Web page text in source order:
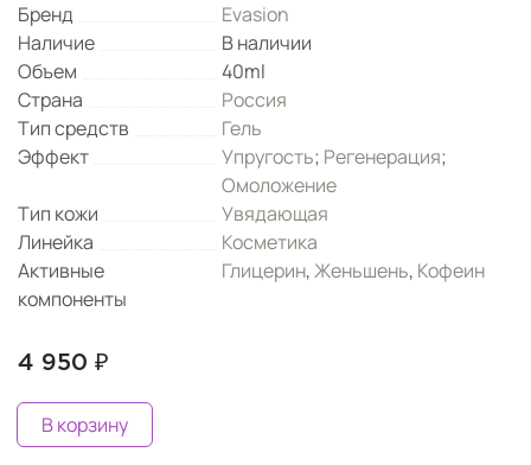
Бренд
Evasion
Наличие
В наличии
Объем
40ml
Страна
Россия
Тип средств
Гель
Эффект
Упругость; Регенерация;
Омоложение
Тип кожи
Увядающая
Линейка
Косметика
Активные
компоненты
Глицерин,Женьшень, Кофеин
4 950 ₽
В корзину